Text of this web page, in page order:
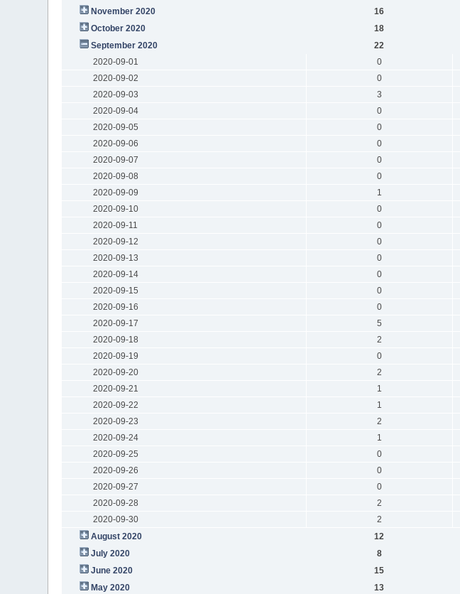
November 2020
16
October 2020
18
September 2020
22
2020-09-01
0
2020-09-02
0
2020-09-03
3
2020-09-04
0
2020-09-05
0
2020-09-06
0
2020-09-07
0
2020-09-08
0
2020-09-09
1
2020-09-10
0
2020-09-11
0
2020-09-12
0
2020-09-13
0
2020-09-14
0
2020-09-15
0
2020-09-16
0
2020-09-17
5
2020-09-18
2
2020-09-19
0
2020-09-20
2
2020-09-21
1
2020-09-22
1
2020-09-23
2
2020-09-24
1
2020-09-25
0
2020-09-26
0
2020-09-27
0
2020-09-28
2
2020-09-30
2
August 2020
12
July 2020
8
June 2020
15
May 2020
13